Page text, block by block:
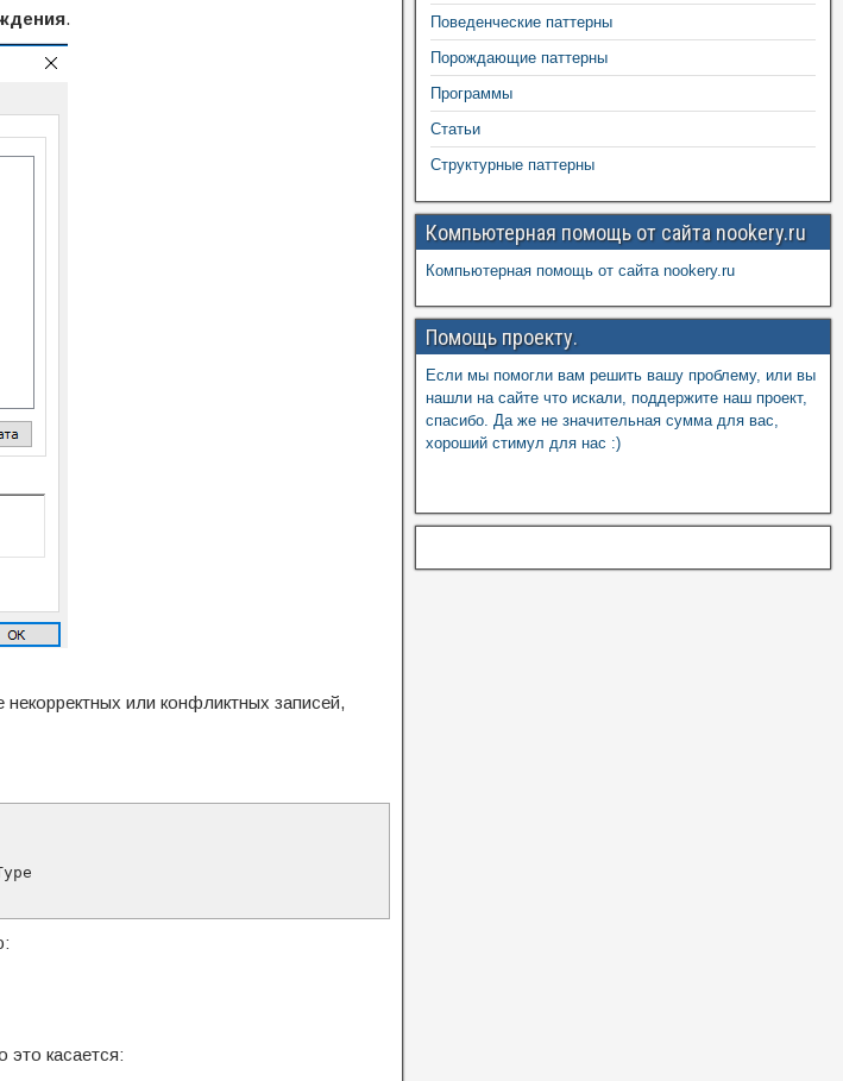
.
или конфликтных записей,
это касается:
Поведенческие паттерны
Порождающие паттерны
Программы
Статьи
Структурные паттерны
Компьютерная помощь от сайта nookery.ru
Компьютерная помощь от сайта nookery.ru
Помощь проекту.
Если мы помогли вам решить вашу проблему, или вы
нашли на сайте что искали, поддержите наш проект,
спасибо. Да же не значительная сумма для вас,
хороший стимул для нас :)